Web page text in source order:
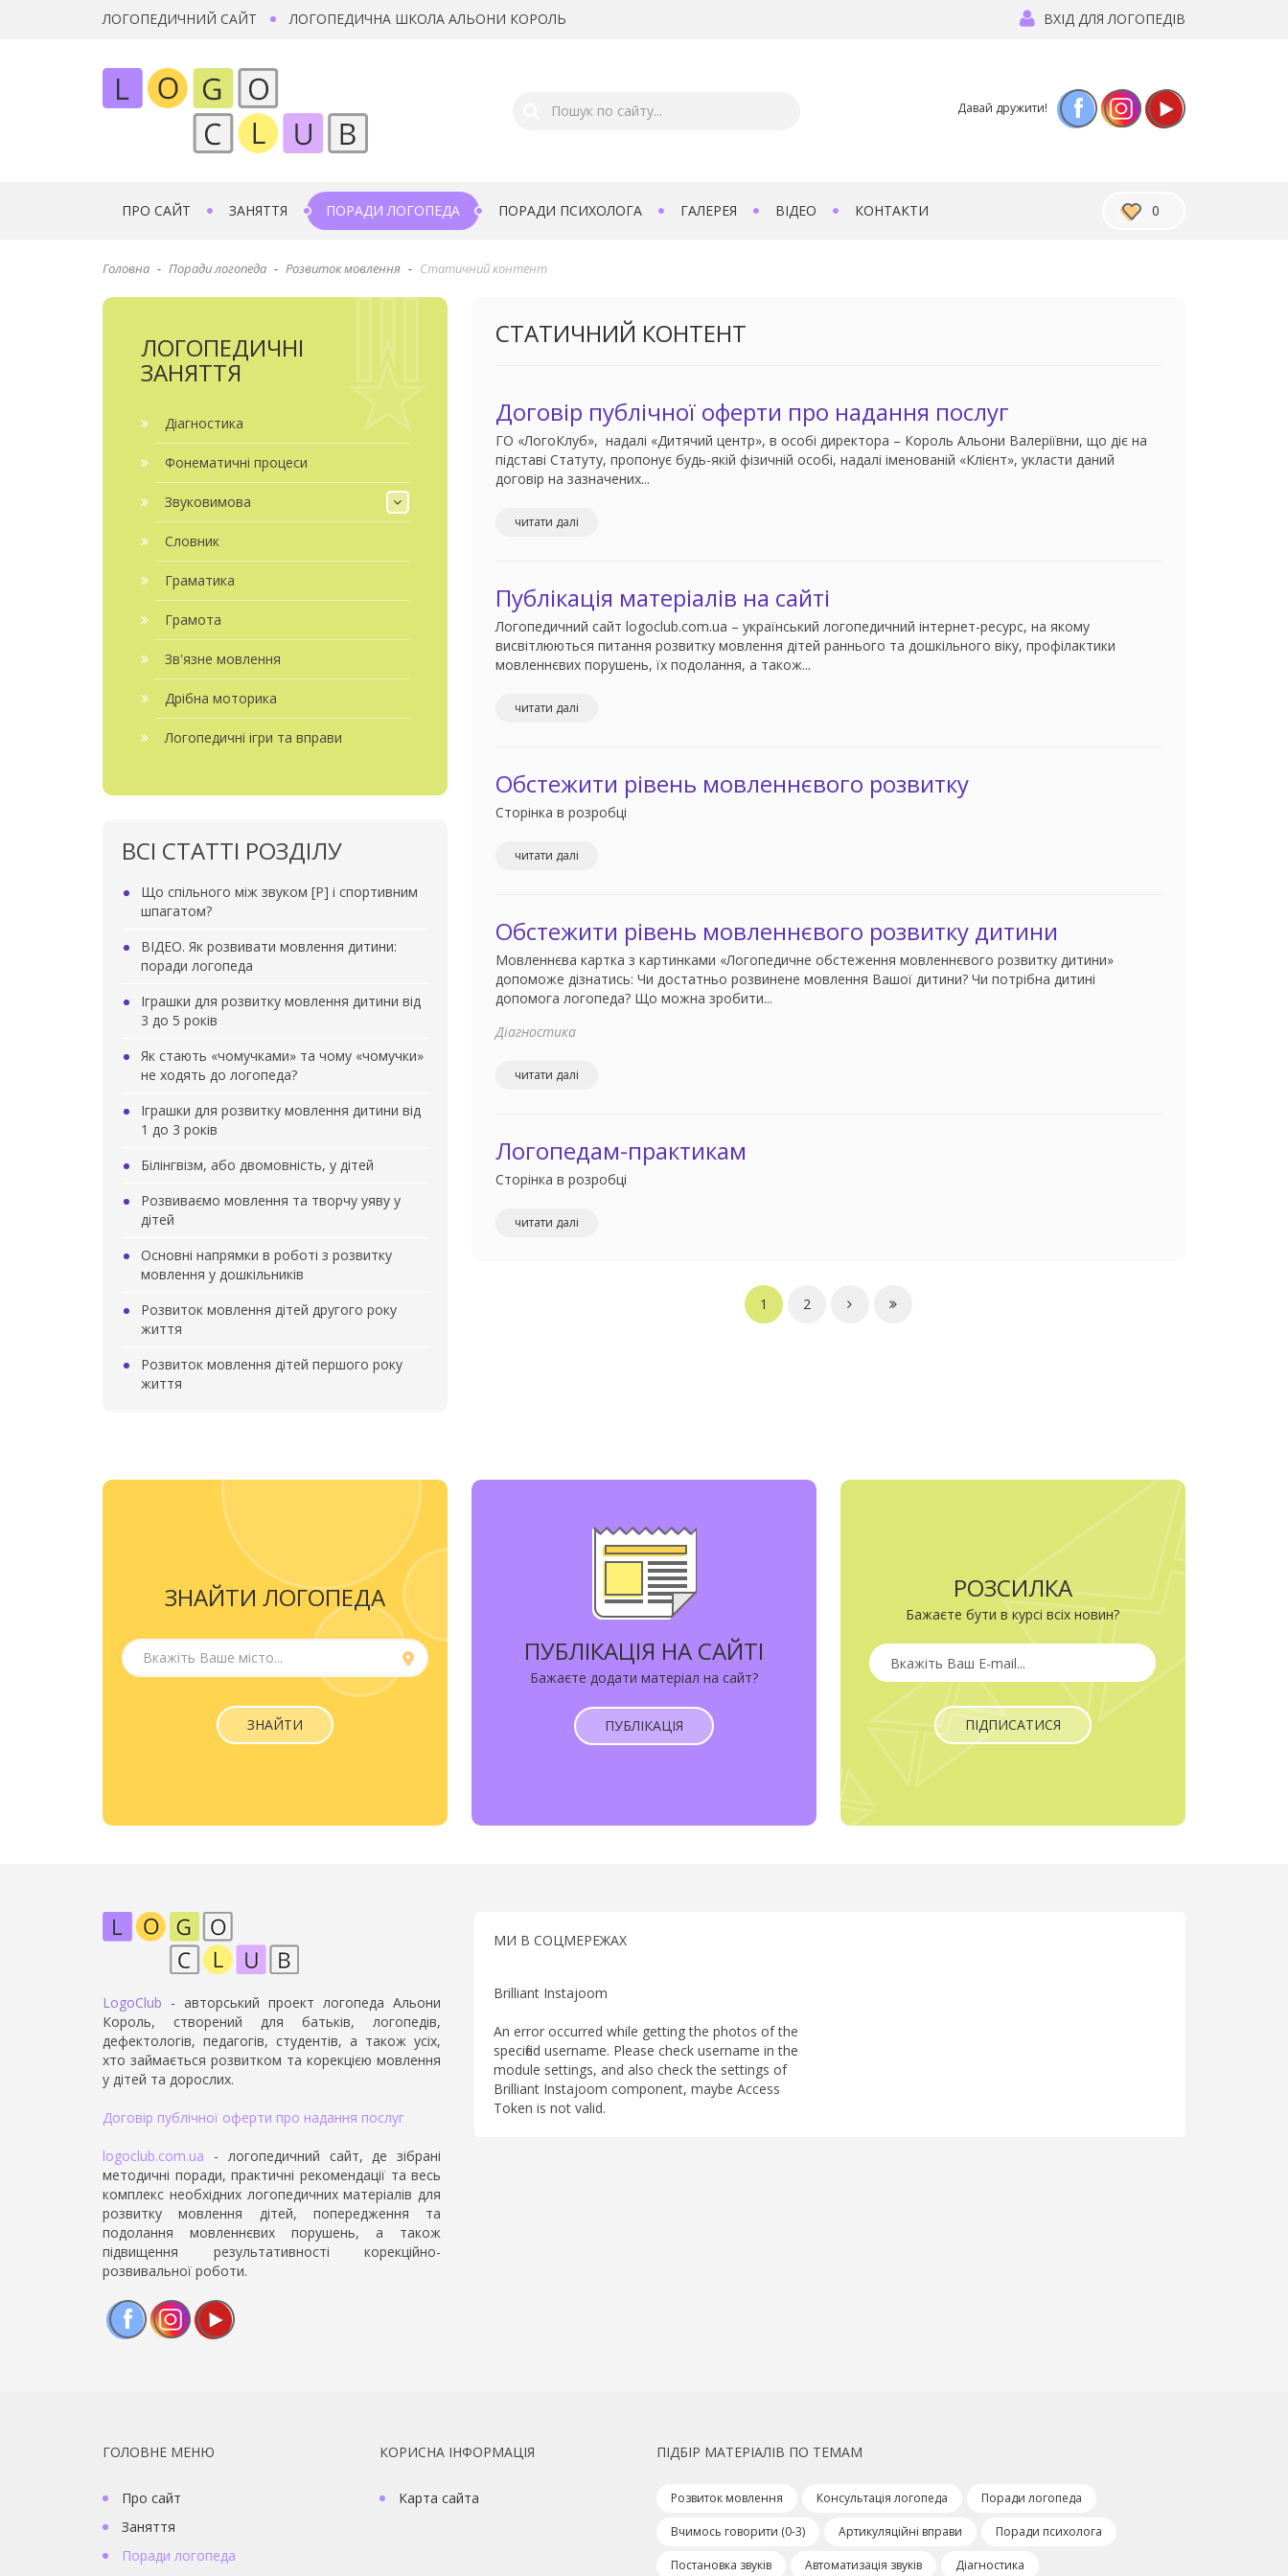
ЛОГОПЕДИЧНИЙ САЙТ ЛОГОПЕДИЧНА ШКОЛА АЛЬОНИ КОРОЛЬ ВХІД ДЛЯ ЛОГОПЕДІВ
ПРО САЙТ ЗАНЯТТЯ ПОРАДИ ЛОГОПЕДА ПОРАДИ ПСИХОЛОГА ГАЛЕРЕЯ ВІДЕО КОНТАКТИ 0
Головна Поради логопеда Розвиток мовлення Статичний контент
СТАТИЧНИЙ КОНТЕНТ
Договір публічної оферти про надання послуг
ГО «ЛогоКлуб», надалі «Дитячий центр», в особі директора – Король Альони Валеріївни, що діє на
підставі Статуту, пропонує будь-якій фізичній особі, надалі іменованій «Клієнт», укласти даний
договір на зазначених...
читати далі
Публікація матеріалів на сайті
Логопедичний сайт logoclub.com.ua – український логопедичний інтернет-ресурс, на якому
висвітлюються питання розвитку мовлення дітей раннього та дошкільного віку, профілактики
мовленнєвих порушень, їх подолання, а також...
читати далі
Обстежити рівень мовленнєвого розвитку
Сторінка в розробці
читати далі
Обстежити рівень мовленнєвого розвитку дитини
Мовленнєва картка з картинками «Логопедичне обстеження мовленнєвого розвитку дитини»
допоможе дізнатись: Чи достатньо розвинене мовлення Вашої дитини? Чи потрібна дитині
допомога логопеда? Що можна зробити...
Діагностика
читати далі
Логопедам-практикам
Сторінка в розробці
читати далі
1 2
ЛОГОПЕДИЧНІ
ЗАНЯТТЯ
Діагностика
Фонематичні процеси
Звуковимова
Словник
Граматика
Грамота
Зв'язне мовлення
Дрібна моторика
Логопедичні ігри та вправи
ВСІ СТАТТІ РОЗДІЛУ
Що спільного між звуком [Р] і спортивним
шпагатом?
ВІДЕО. Як розвивати мовлення дитини:
поради логопеда
Іграшки для розвитку мовлення дитини від
3 до 5 років
Як стають «чомучками» та чому «чомучки»
не ходять до логопеда?
Іграшки для розвитку мовлення дитини від
1 до 3 років
Білінгвізм, або двомовність, у дітей
Розвиваємо мовлення та творчу уяву у
дітей
Основні напрямки в роботі з розвитку
мовлення у дошкільників
Розвиток мовлення дітей другого року
життя
Розвиток мовлення дітей першого року
життя
ЗНАЙТИ ЛОГОПЕДА
Вкажіть Ваше місто...
ЗНАЙТИ
ПУБЛІКАЦІЯ НА САЙТІ
Бажаєте додати матеріал на сайт?
ПУБЛІКАЦІЯ
РОЗСИЛКА
Бажаєте бути в курсі всіх новин?
ПІДПИСАТИСЯ
LogoClub - авторський проект логопеда Альони
Король, створений для батьків, логопедів,
дефектологів, педагогів, студентів, а також усіх,
хто займається розвитком та корекцією мовлення
у дітей та дорослих.
Договір публічної оферти про надання послуг
logoclub.com.ua - логопедичний сайт, де зібрані
методичні поради, практичні рекомендації та весь
комплекс необхідних логопедичних матеріалів для
розвитку мовлення дітей, попередження та
подолання мовленнєвих порушень, а також
підвищення результативності корекційно-
розвивальної роботи.
МИ В СОЦМЕРЕЖАХ
Brilliant Instajoom
An error occurred while getting the photos of the
specified username. Please check username in the
module settings, and also check the settings of
Brilliant Instajoom component, maybe Access
Token is not valid.
ГОЛОВНЕ МЕНЮ
Про сайт
Заняття
Поради логопеда
КОРИСНА ІНФОРМАЦІЯ
Карта сайта
ПІДБІР МАТЕРІАЛІВ ПО ТЕМАМ
Розвиток мовлення Консультація логопеда Поради логопеда
Вчимось говорити (0-3) Артикуляційні вправи Поради психолога
Постановка звуків Автоматизація звуків Діагностика